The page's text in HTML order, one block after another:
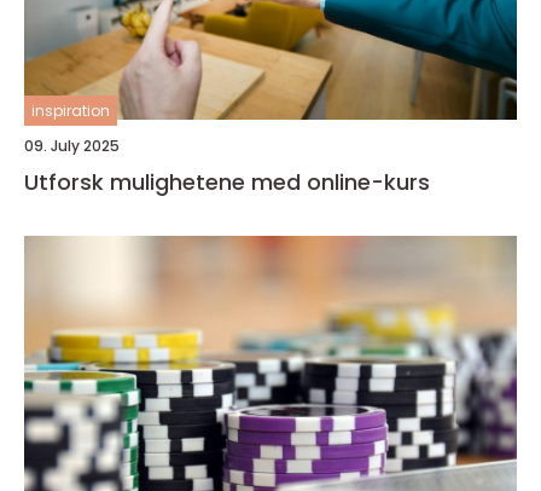
inspiration
09. July 2025
Utforsk mulighetene med online-kurs